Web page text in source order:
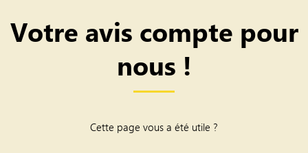
Votre avis compte pour
nous !
Cette page vous a été utile ?